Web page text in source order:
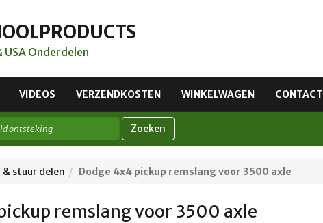
Onderdelen
VIDEOS VERZENDKOSTEN WINKELWAGEN CONTACT
Zoeken
stuur delen Dodge 4x4 pickup remslang voor 3500 axle
remslang voor 3500 axle